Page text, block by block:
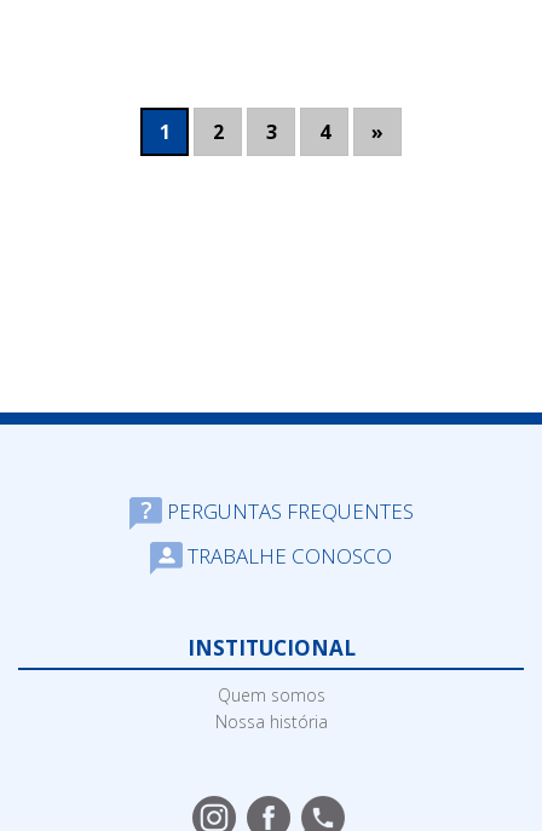
1 2 3 4 »
PERGUNTAS FREQUENTES
TRABALHE CONOSCO
INSTITUCIONAL
Quem somos
Nossa história